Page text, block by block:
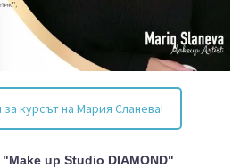
курсът на Мария Сланева!
up Studio DIAMOND"